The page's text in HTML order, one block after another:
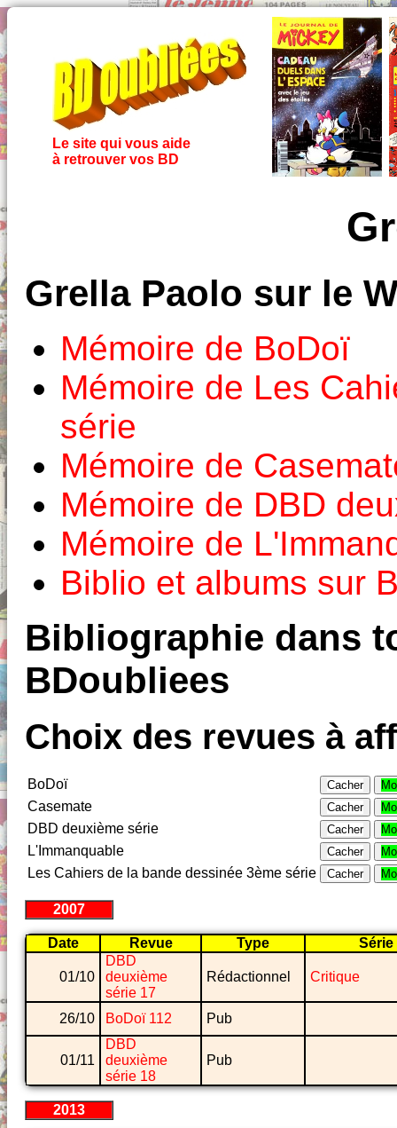
Le site qui vous aide
à retrouver vos BD
Grella Paolo sur le
Mémoire de BoDoï
Mémoire de Les
série
Mémoire de
Mémoire de DBD
Mémoire de
Biblio et albums sur
Bibliographie dans
BDoubliees
Choix des revues à
BoDoï Cacher
Casemate Cacher
DBD deuxième série Cacher
L'Immanquable Cacher
Les Cahiers de la bande dessinée 3ème série Cacher
2007
Date Revue Type Série
01/10
DBD
deuxième
série 17
Rédactionnel Critique
26/10 BoDoï 112 Pub
01/11
DBD
deuxième
série 18
Pub
2013